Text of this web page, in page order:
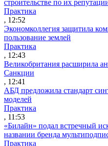
строительстве по их
Практика
, 12:52
Экономколлегия защитила
пользование землей
Практика
, 12:43
Великобритания расширила
Санкции
, 12:41
АБД предложила стандарт
моделей
Практика
, 11:53
«Билайн» подал встречный
названии бренда
Практика